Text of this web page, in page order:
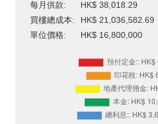
每月供款:
HK$ 38,018.29
買樓總成本:
HK$ 21,036,582.69
單位價格:
HK$ 16,800,000